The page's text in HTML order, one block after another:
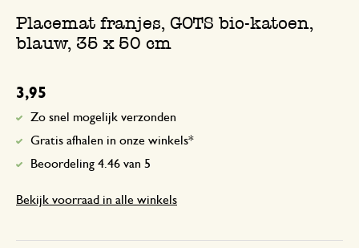
Placemat franjes, GOTS bio-katoen,
blauw, 35 x 50 cm
3,95
Zo snel mogelijk verzonden
Gratis afhalen in onze winkels*
Beoordeling 4.46 van 5
Bekijk voorraad in alle winkels